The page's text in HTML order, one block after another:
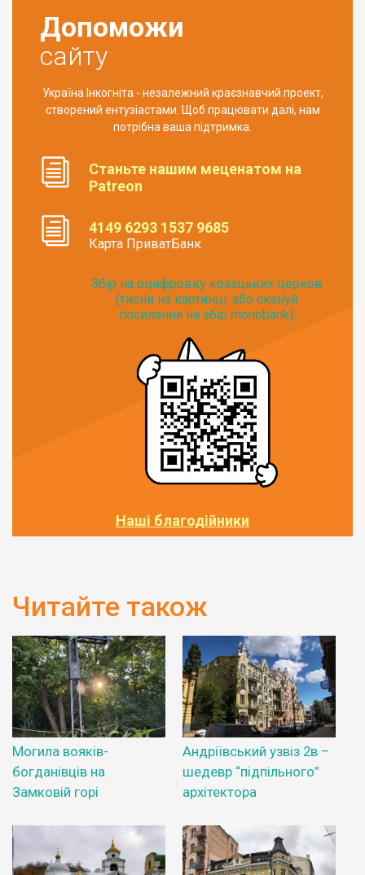
Допоможи
сайту
Україна Інкогніта - незалежний краєзнавчий проект,
створений ентузіастами. Щоб працювати далі, нам
потрібна ваша підтримка.
Станьте нашим меценатом на
Patreon
4149 6293 1537 9685
Карта ПриватБанк
Збір на оцифровку козацьких церков
(тисни на картинці, або скануй
посилання на збір monobank):
Наші благодійники
Читайте також
Могила вояків-
богданівців на
Замковій горі
Андріївський узвіз 2в –
шедевр “підпільного”
архітектора